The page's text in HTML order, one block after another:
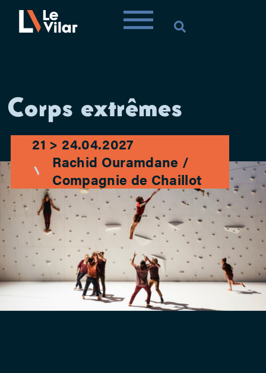
Corps extrêmes
21 > 24.04.2027
Rachid Ouramdane /
Compagnie de Chaillot